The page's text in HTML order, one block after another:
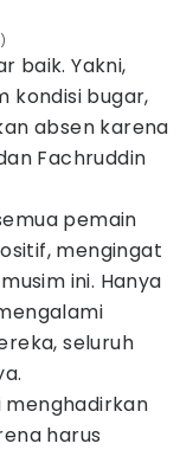
baik. Yakni,
kondisi bugar,
absen karena
Fachruddin
pemain
mengingat
ini. Hanya
seluruh
menghadirkan
harus